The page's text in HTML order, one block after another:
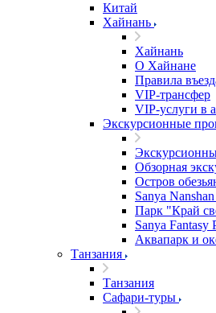
Китай
Хайнань
Хайнань
О Хайнане
Правила
VIP-трансфер
VIP-услуги в
Экскурсионные
Обзорная
Остров
Sanya
Парк "Край
Sanya Fantasy
Аквапарк и
Танзания
Танзания
Сафари-туры